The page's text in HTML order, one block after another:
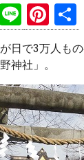
P
Li
n
e
Pi
nt
er
es
t
日で3万人もの
神社」。